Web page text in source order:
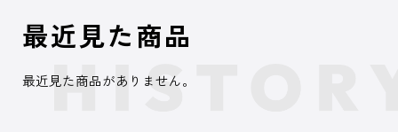
最近見た商品
最近見た商品がありません。